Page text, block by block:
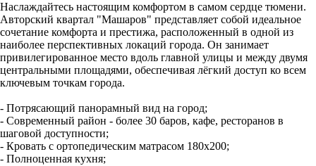
Наслаждайтесь настоящим комфортом в самом сердце тюмени.
Авторский квартал "Машаров" представляет собой идеальное
сочетание комфорта и престижа, расположенный в одной из
наиболее перспективных локаций города. Он занимает
привилегированное место вдоль главной улицы и между двумя
центральными площадями, обеспечивая лёгкий доступ ко всем
ключевым точкам города.
- Потрясающий панорамный вид на город;
- Современный район - более 30 баров, кафе, ресторанов в
шаговой доступности;
- Кровать с ортопедическим матрасом 180х200;
- Полноценная кухня;